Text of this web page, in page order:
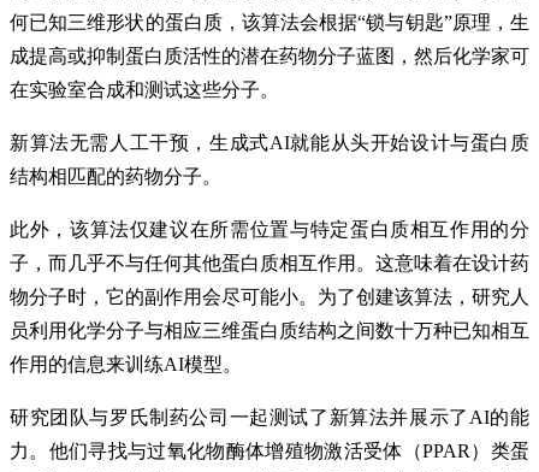
何已知三维形状的蛋白质，该算法会根据“锁与钥匙”原理，生
成提高或抑制蛋白质活性的潜在药物分子蓝图，然后化学家可
在实验室合成和测试这些分子。
新算法无需人工干预，生成式AI就能从头开始设计与蛋白质
结构相匹配的药物分子。
此外，该算法仅建议在所需位置与特定蛋白质相互作用的分
子，而几乎不与任何其他蛋白质相互作用。这意味着在设计药
物分子时，它的副作用会尽可能小。为了创建该算法，研究人
员利用化学分子与相应三维蛋白质结构之间数十万种已知相互
作用的信息来训练AI模型。
研究团队与罗氏制药公司一起测试了新算法并展示了AI的能
力。他们寻找与过氧化物酶体增殖物激活受体（PPAR）类蛋